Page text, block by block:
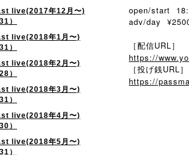
live(2017年12月〜)
）
live(2018年1月〜)
）
live(2018年2月〜)
）
live(2018年3月〜)
）
live(2018年4月〜)
）
live(2018年5月〜)
）
open/start
adv/day
［配信URL］
https://
［投げ銭URL］
https://